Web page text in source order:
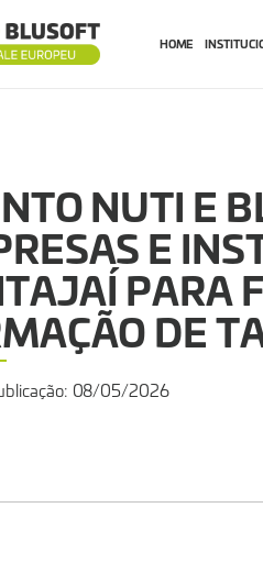
HOME
NUTI E
E
PARA
DE
08/05/2026